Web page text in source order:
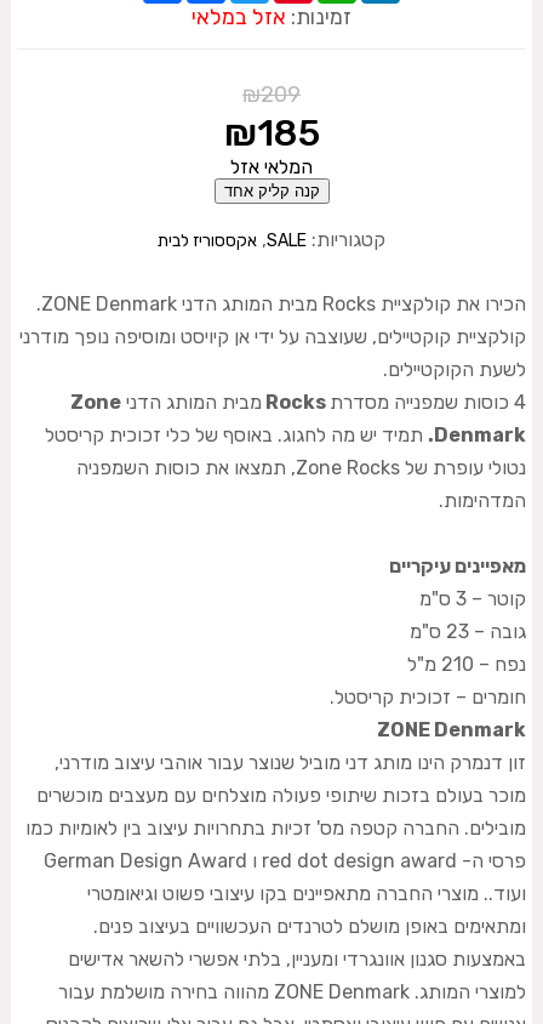
זמינות: אזל במלאי
₪209
₪185
המלאי אזל
קנה קליק אחד
קטגוריות: SALE
, אקססוריז לבית
הכירו את קולקציית Rocks מבית המותג הדני ZONE
Denmark.
קולקציית קוקטיילים, שעוצבה על ידי אן קיויסט ומוסיפה נופך מודרני
לשעת הקוקטיילים.
4 כוסות שמפנייה מסדרת
מבית המותג הדני Zone
Denmark.
תמיד יש מה לחגוג. באוסף של כלי זכוכית קריסטל
נטולי עופרת של Zone Rocks, תמצאו את כוסות השמפניה
המדהימות.
מאפיינים עיקריים
קוטר – 3 ס"מ
גובה – 23 ס"מ
נפח – 210 מ"ל
חומרים – זכוכית קריסטל.
ZONE Denmark
זון דנמרק הינו מותג דני מוביל שנוצר עבור אוהבי עיצוב מודרני,
מוכר בעולם בזכות שיתופי פעולה מוצלחים עם מעצבים מוכשרים
מובילים. החברה קטפה מס' זכיות בתחרויות עיצוב בין לאומיות כמו
פרסי ה- red dot design award ו German Design Award
ועוד.. מוצרי החברה מתאפיינים בקו עיצובי פשוט וגיאומטרי
ומתאימים באופן מושלם לטרנדים העכשוויים בעיצוב פנים.
באמצעות סגנון אוונגרדי ומעניין, בלתי אפשרי להשאר אדישים
למוצרי המותג. ZONE Denmark מהווה בחירה מושלמת עבור